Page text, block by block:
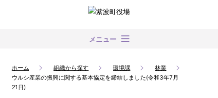
メニュー
ホーム 組織から探す 環境課
林業
ウルシ産業の振興に関する基本協定を締結しました(令和3年7月
21日)